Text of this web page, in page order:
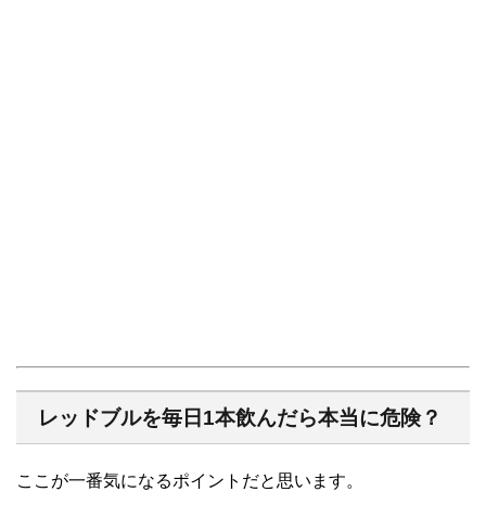
レッドブルを毎日1本飲んだら本当に危険？
ここが一番気になるポイントだと思います。